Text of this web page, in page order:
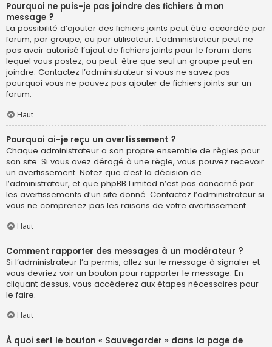
Pourquoi ne puis-je pas joindre des fichiers à mon
message ?
La possibilité d’ajouter des fichiers joints peut être accordée par
forum, par groupe, ou par utilisateur. L’administrateur peut ne
pas avoir autorisé l’ajout de fichiers joints pour le forum dans
lequel vous postez, ou peut-être que seul un groupe peut en
joindre. Contactez l’administrateur si vous ne savez pas
pourquoi vous ne pouvez pas ajouter de fichiers joints sur un
forum.
Haut
Pourquoi ai-je reçu un avertissement ?
Chaque administrateur a son propre ensemble de règles pour
son site. Si vous avez dérogé à une règle, vous pouvez recevoir
un avertissement. Notez que c’est la décision de
l’administrateur, et que phpBB Limited n’est pas concerné par
les avertissements d’un site donné. Contactez l’administrateur si
vous ne comprenez pas les raisons de votre avertissement.
Haut
Comment rapporter des messages à un modérateur ?
Si l’administrateur l’a permis, allez sur le message à signaler et
vous devriez voir un bouton pour rapporter le message. En
cliquant dessus, vous accéderez aux étapes nécessaires pour
le faire.
Haut
À quoi sert le bouton « Sauvegarder » dans la page de